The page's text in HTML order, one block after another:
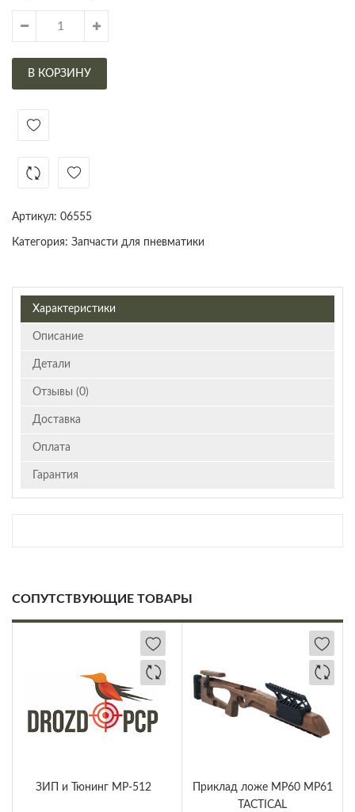
В КОРЗИНУ
Артикул: 06555
Категория: Запчасти для пневматики
Характеристики
Описание
Детали
Отзывы (0)
Доставка
Оплата
Гарантия
СОПУТСТВУЮЩИЕ ТОВАРЫ
ЗИП и Тюнинг МР-512
Приклад ложе МР60 МР61
TACTICAL